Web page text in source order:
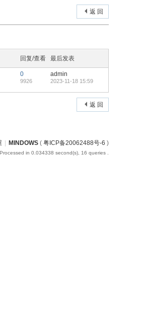
返 回
回复/查看 最后发表
0
9926
admin
2023-11-18 15:59
返 回
MINDOWS ( 粤ICP备20062488号-6 )
in 0.034338 second(s), 16 queries .